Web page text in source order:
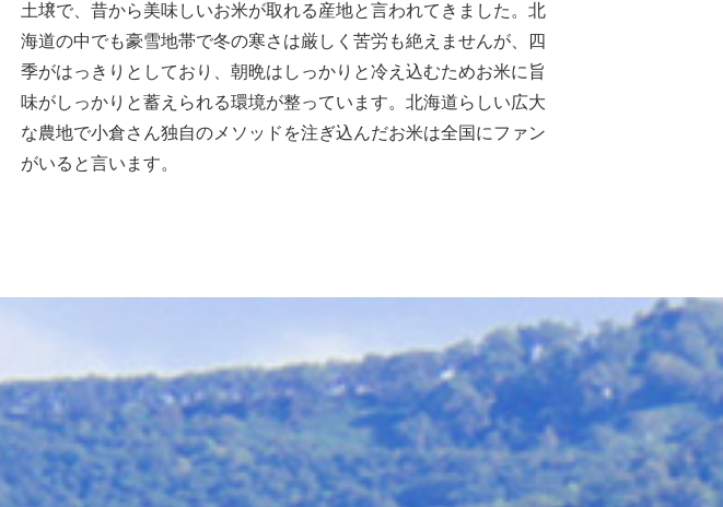
土壌で、昔から美味しいお米が取れる産地と言われてきました。北
海道の中でも豪雪地帯で冬の寒さは厳しく苦労も絶えませんが、四
季がはっきりとしており、朝晩はしっかりと冷え込むためお米に旨
味がしっかりと蓄えられる環境が整っています。北海道らしい広大
な農地で小倉さん独自のメソッドを注ぎ込んだお米は全国にファン
がいると言います。